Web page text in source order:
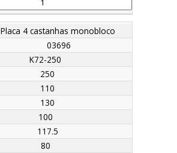
Placa 4 castanhas monobloco
03696
K72-250
250
110
130
100
117.5
80